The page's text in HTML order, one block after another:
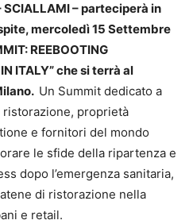
– parteciperà in
mercoledì 15 Settembre
REEBOOTING
ITALY” che si terrà al
Un Summit dedicato a
proprietà
e fornitori del mondo
le sfide della ripartenza e
dopo l’emergenza sanitaria,
di ristorazione nella
e retail.